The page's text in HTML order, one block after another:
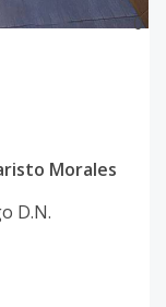
0
Morales
D.N.